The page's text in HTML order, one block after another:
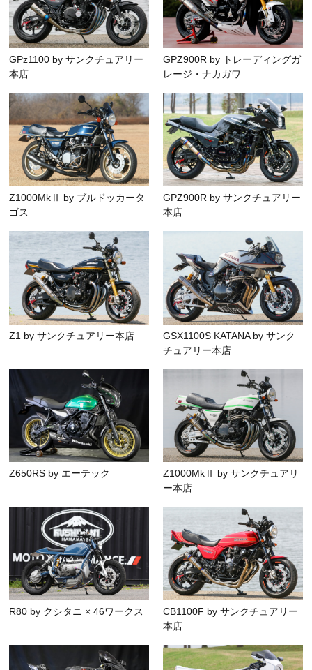
GPz1100 by サンクチュアリー
本店
GPZ900R by トレーディングガ
レージ・ナカガワ
Z1000MkⅡ by ブルドッカータ
ゴス
GPZ900R by サンクチュアリー
本店
Z1 by サンクチュアリー本店
GSX1100S KATANA by サンク
チュアリー本店
Z650RS by エーテック
Z1000MkⅡ by サンクチュアリ
ー本店
R80 by クシタニ × 46ワークス
CB1100F by サンクチュアリー
本店